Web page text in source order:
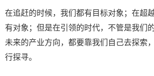
在追赶的时候，我们都有目标对象；在超
有对象；但是在引领的时代，不管是我们
未来的产业方向，都要靠我们自己去探索
行探寻。